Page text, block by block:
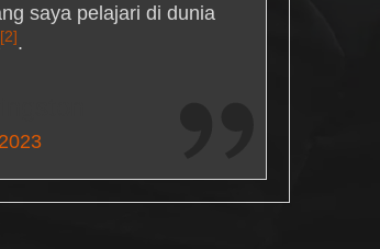
saya pelajari di dunia
[2].